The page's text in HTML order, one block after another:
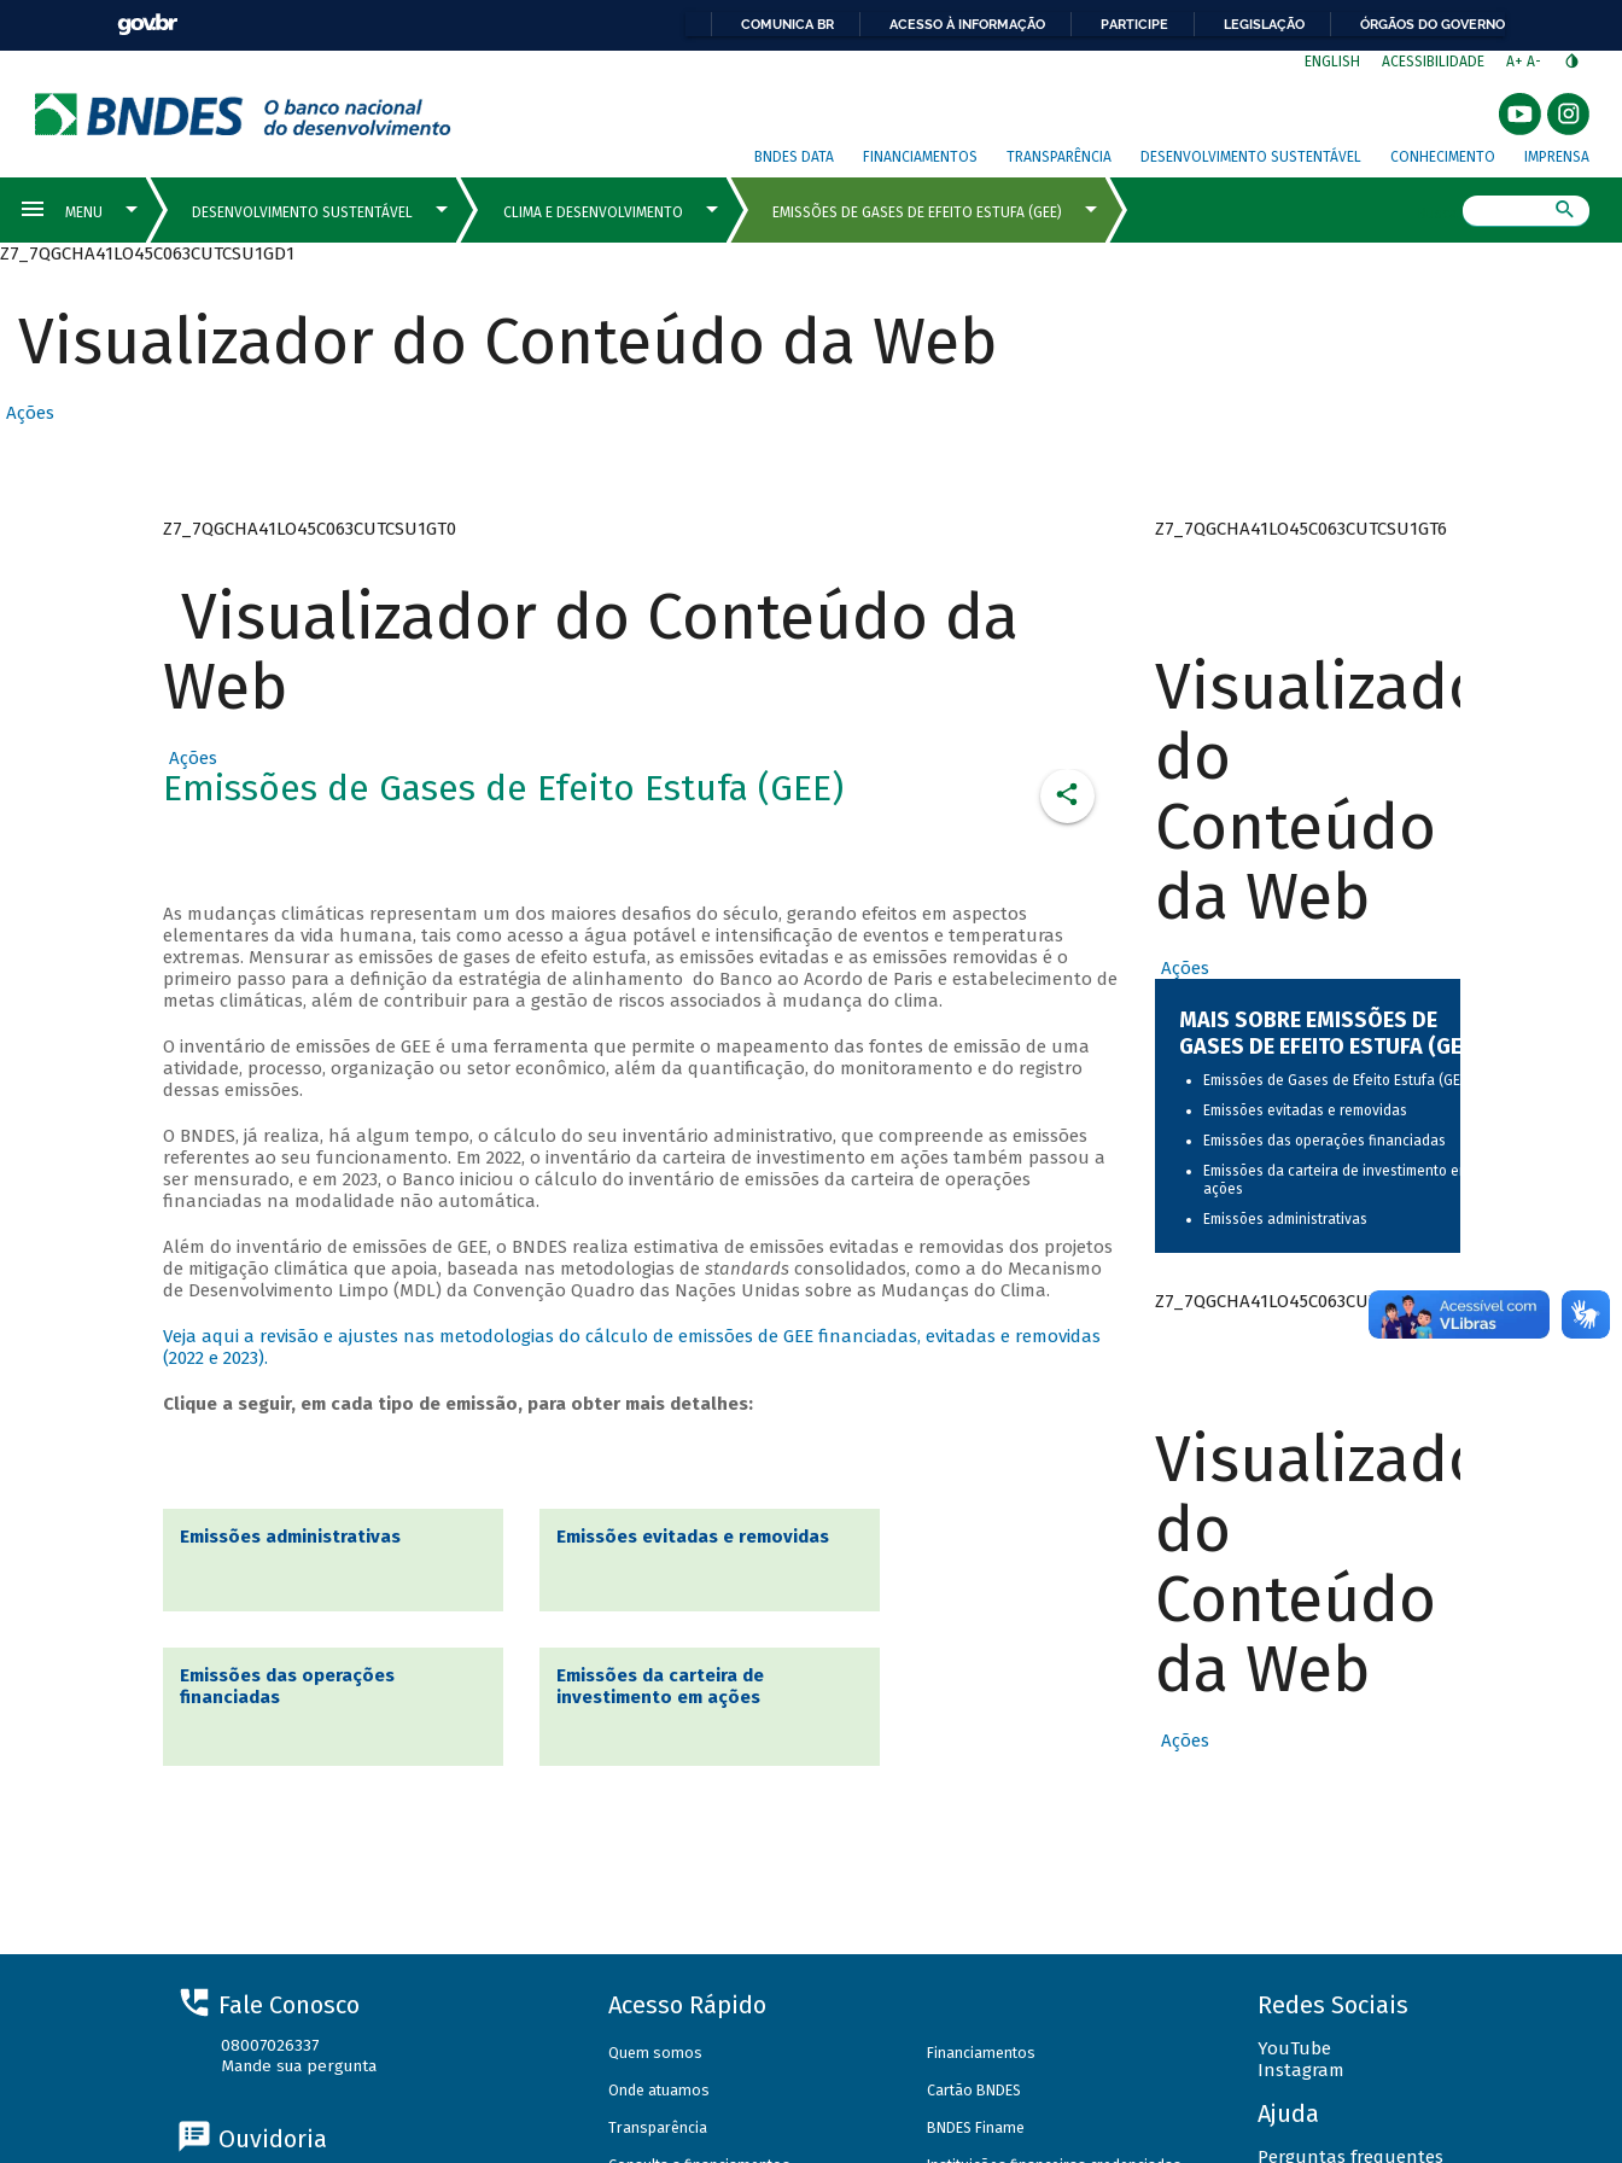
COMUNICA BR ACESSO À INFORMAÇÃO PARTICIPE LEGISLAÇÃO ÓRGÃOS DO GOVERNO
ENGLISH ACESSIBILIDADE A+ A-
BNDES DATA FINANCIAMENTOS TRANSPARÊNCIA DESENVOLVIMENTO SUSTENTÁVEL CONHECIMENTO IMPRENSA
Z7_7QGCHA41LO45C063CUTCSU1GD1
Visualizador do Conteúdo da Web
Ações
Z7_7QGCHA41LO45C063CUTCSU1GT0
Visualizador do Conteúdo da
Web
Ações
Emissões de Gases de Efeito Estufa (GEE)
As mudanças climáticas representam um dos maiores desafios do século, gerando efeitos em aspectos
elementares da vida humana, tais como acesso a água potável e intensificação de eventos e temperaturas
extremas. Mensurar as emissões de gases de efeito estufa, as emissões evitadas e as emissões removidas é o
primeiro passo para a definição da estratégia de alinhamento do Banco ao Acordo de Paris e estabelecimento de
metas climáticas, além de contribuir para a gestão de riscos associados à mudança do clima.
O inventário de emissões de GEE é uma ferramenta que permite o mapeamento das fontes de emissão de uma
atividade, processo, organização ou setor econômico, além da quantificação, do monitoramento e do registro
dessas emissões.
O BNDES, já realiza, há algum tempo, o cálculo do seu inventário administrativo, que compreende as emissões
referentes ao seu funcionamento. Em 2022, o inventário da carteira de investimento em ações também passou a
ser mensurado, e em 2023, o Banco iniciou o cálculo do inventário de emissões da carteira de operações
financiadas na modalidade não automática.
Além do inventário de emissões de GEE, o BNDES realiza estimativa de emissões evitadas e removidas dos projetos
de mitigação climática que apoia, baseada nas metodologias de standards consolidados, como a do Mecanismo
de Desenvolvimento Limpo (MDL) da Convenção Quadro das Nações Unidas sobre as Mudanças do Clima.
Veja aqui a revisão e ajustes nas metodologias do cálculo de emissões de GEE financiadas, evitadas e removidas
(2022 e 2023).
Clique a seguir, em cada tipo de emissão, para obter mais detalhes:
Emissões administrativas
Emissões das operações
financiadas
Emissões evitadas e removidas
Emissões da carteira de
investimento em ações
Z7_7QGCHA41LO45C063CUTCSU1GT6
Visualizador
do
Conteúdo
da Web
Ações
MAIS SOBRE EMISSÕES DE
GASES DE EFEITO ESTUFA (GEE)
Emissões de Gases de Efeito Estufa (GEE)
Emissões evitadas e removidas
Emissões das operações financiadas
Emissões da carteira de investimento em
ações
Emissões administrativas
Z7_7QGCHA41LO45C063CUTCSU1GT7
Visualizador
do
Conteúdo
da Web
Ações
Fale Conosco
08007026337
Mande sua pergunta
Ouvidoria
Acesso Rápido
Quem somos
Onde atuamos
Transparência
Financiamentos
Cartão BNDES
BNDES Finame
Redes Sociais
YouTube
Instagram
Ajuda
Perguntas frequentes